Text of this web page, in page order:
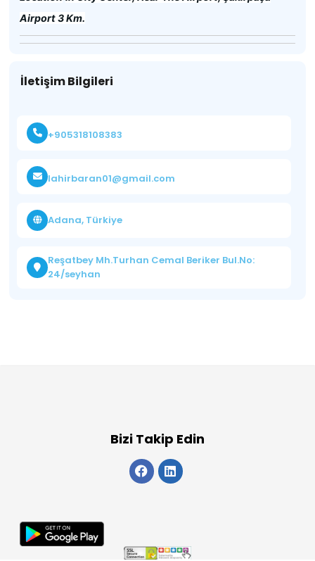
Airport 3 Km.
İletişim Bilgileri
+905318108383
lahirbaran01@gmail.com
Adana, Türkiye
Reşatbey Mh.Turhan Cemal Beriker Bul.No:
24/seyhan
Bizi Takip Edin